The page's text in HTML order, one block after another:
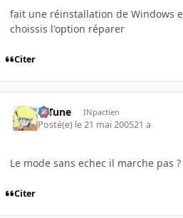
fait une réinstallation de Windows
choissis l'option réparer
Citer
D-Tune INpactien
Posté(e) le 21 mai 200521 a
Le mode sans echec il marche pas ?
Citer